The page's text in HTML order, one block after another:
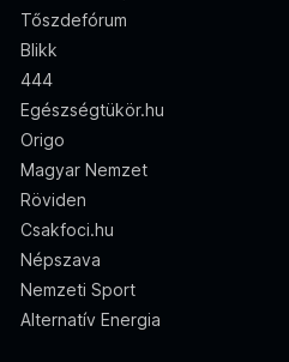
Tőszdefórum
Blikk
444
Egészségtükör.hu
Origo
Magyar Nemzet
Röviden
Csakfoci.hu
Népszava
Nemzeti Sport
Alternatív Energia